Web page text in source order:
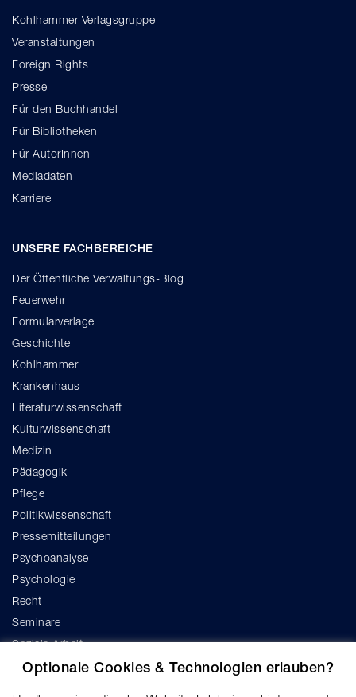
Optionale Cookies & Technologien erlauben?
Kohlhammer Verlagsgruppe
Veranstaltungen
Foreign Rights
Presse
Für den Buchhandel
Für Bibliotheken
Für AutorInnen
Mediadaten
Karriere
UNSERE FACHBEREICHE
Der Öffentliche Verwaltungs-Blog
Feuerwehr
Formularverlage
Geschichte
Kohlhammer
Krankenhaus
Literaturwissenschaft
Kulturwissenschaft
Medizin
Pädagogik
Pflege
Politikwissenschaft
Pressemitteilungen
Psychoanalyse
Psychologie
Recht
Seminare
Soziale Arbeit
Soziologie